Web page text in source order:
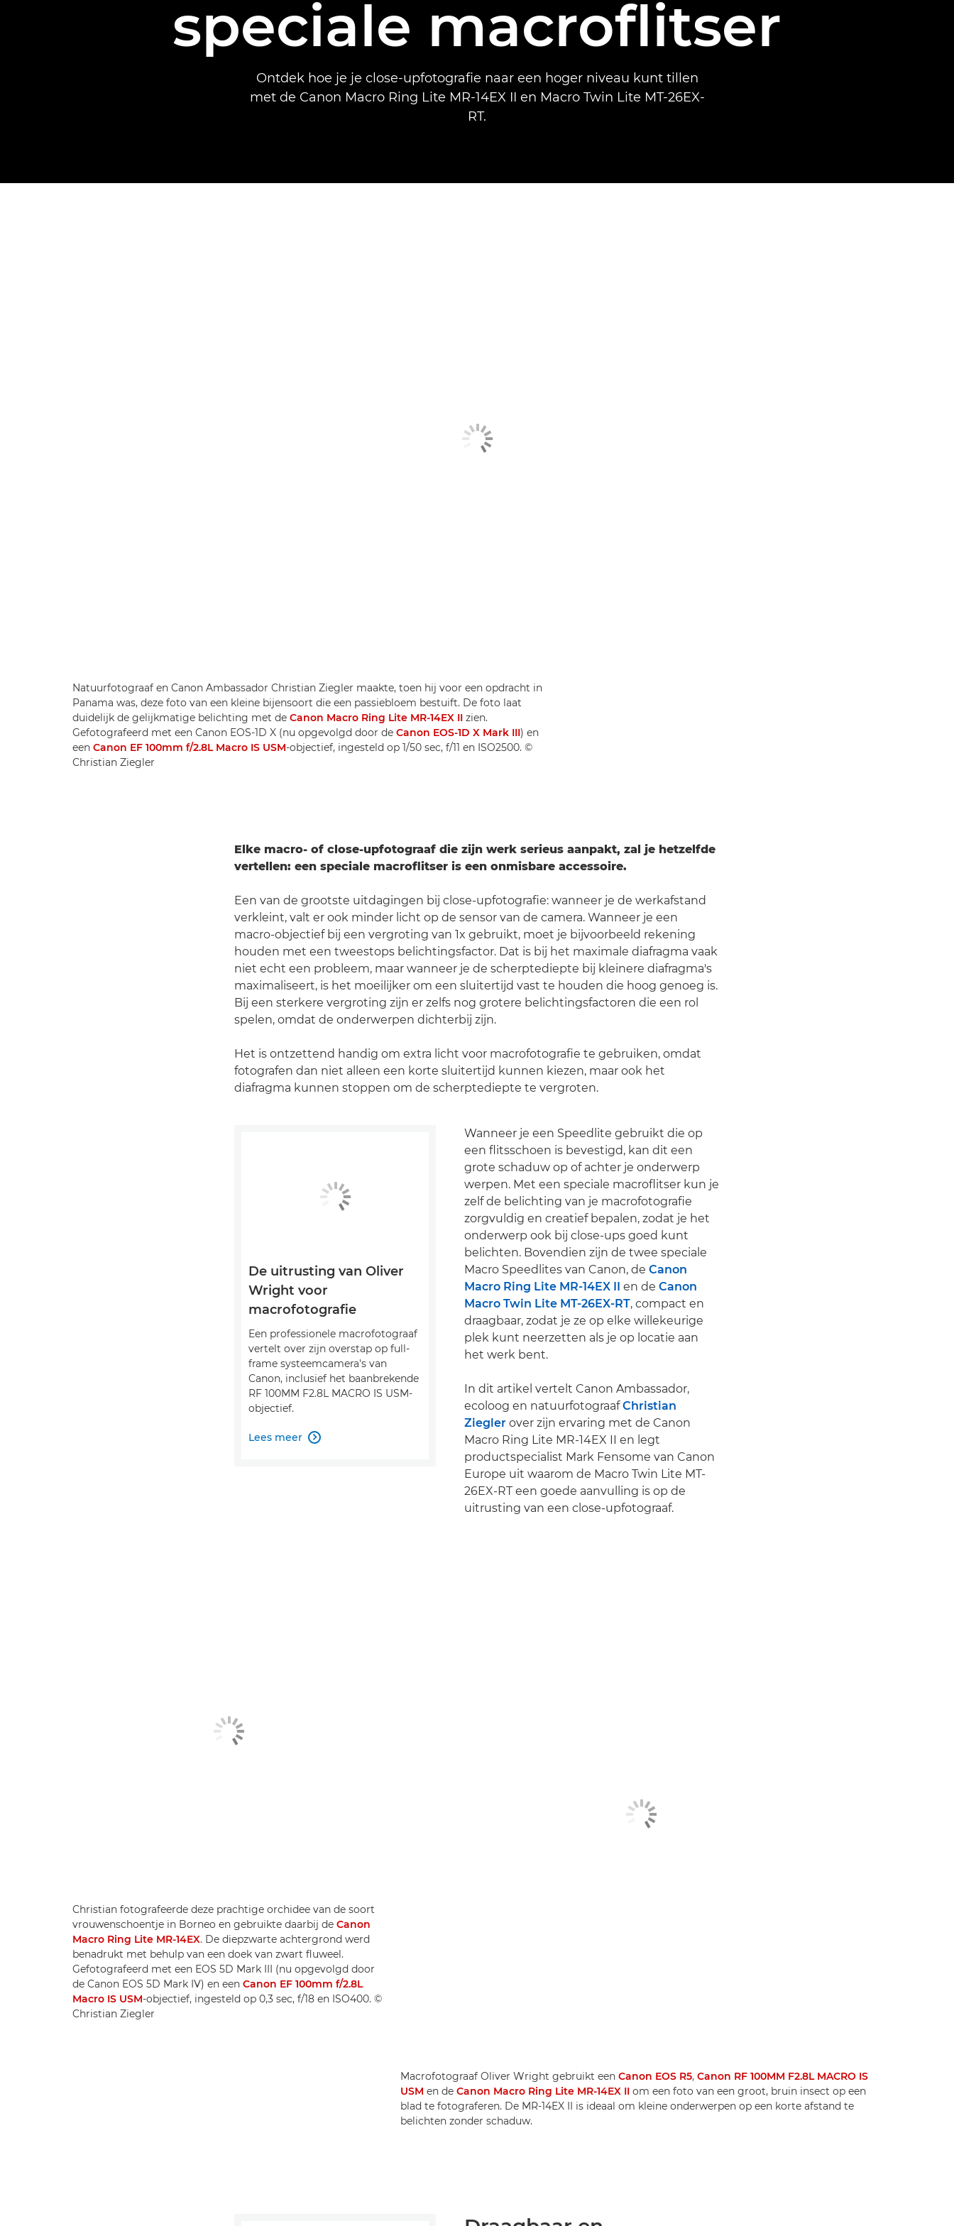
speciale macroflitser
Ontdek hoe je je close-upfotografie naar een hoger niveau kunt tillen
met de Canon Macro Ring Lite MR-14EX II en Macro Twin Lite MT-26EX-
RT.
Natuurfotograaf en Canon Ambassador Christian Ziegler maakte, toen hij voor een opdracht in
Panama was, deze foto van een kleine bijensoort die een passiebloem bestuift. De foto laat
duidelijk de gelijkmatige belichting met de Canon Macro Ring Lite MR-14EX II zien.
Gefotografeerd met een Canon EOS-1D X (nu opgevolgd door de Canon EOS-1D X Mark III) en
een Canon EF 100mm f/2.8L Macro IS USM-objectief, ingesteld op 1/50 sec, f/11 en ISO2500. ©
Christian Ziegler
Elke macro- of close-upfotograaf die zijn werk serieus aanpakt, zal je hetzelfde
vertellen: een speciale macroflitser is een onmisbare accessoire.
Een van de grootste uitdagingen bij close-upfotografie: wanneer je de werkafstand
verkleint, valt er ook minder licht op de sensor van de camera. Wanneer je een
macro-objectief bij een vergroting van 1x gebruikt, moet je bijvoorbeeld rekening
houden met een tweestops belichtingsfactor. Dat is bij het maximale diafragma vaak
niet echt een probleem, maar wanneer je de scherptediepte bij kleinere diafragma's
maximaliseert, is het moeilijker om een sluitertijd vast te houden die hoog genoeg is.
Bij een sterkere vergroting zijn er zelfs nog grotere belichtingsfactoren die een rol
spelen, omdat de onderwerpen dichterbij zijn.
Het is ontzettend handig om extra licht voor macrofotografie te gebruiken, omdat
fotografen dan niet alleen een korte sluitertijd kunnen kiezen, maar ook het
diafragma kunnen stoppen om de scherptediepte te vergroten.
Wanneer je een Speedlite gebruikt die op
een flitsschoen is bevestigd, kan dit een
grote schaduw op of achter je onderwerp
werpen. Met een speciale macroflitser kun je
zelf de belichting van je macrofotografie
zorgvuldig en creatief bepalen, zodat je het
onderwerp ook bij close-ups goed kunt
belichten. Bovendien zijn de twee speciale
Macro Speedlites van Canon, de Canon
Macro Ring Lite MR-14EX II
en de Canon
Macro Twin Lite MT-26EX-RT, compact en
draagbaar, zodat je ze op elke willekeurige
plek kunt neerzetten als je op locatie aan
het werk bent.
In dit artikel vertelt Canon Ambassador,
ecoloog en natuurfotograafChristian
Ziegler over zijn ervaring met de Canon
Macro Ring Lite MR-14EX II en legt
productspecialist Mark Fensome van Canon
Europe uit waarom de Macro Twin Lite MT-
26EX-RT een goede aanvulling is op de
uitrusting van een close-upfotograaf.
De uitrusting van Oliver
Wright voor
macrofotografie
Een professionele macrofotograaf
vertelt over zijn overstap op full-
frame systeemcamera's van
Canon, inclusief het baanbrekende
RF 100MM F2.8L MACRO IS USM-
objectief.
Lees meer 
Christian fotografeerde deze prachtige orchidee van de soort
vrouwenschoentje in Borneo en gebruikte daarbij de Canon
Macro Ring Lite MR-14EX. De diepzwarte achtergrond werd
benadrukt met behulp van een doek van zwart fluweel.
Gefotografeerd met een EOS 5D Mark III (nu opgevolgd door
de Canon EOS 5D Mark IV) en een Canon EF 100mm f/2.8L
Macro IS USM-objectief, ingesteld op 0,3 sec, f/18 en ISO400. ©
Christian Ziegler
Macrofotograaf Oliver Wright gebruikt eenCanon EOS R5,Canon RF 100MM F2.8L MACRO IS
USM en deCanon Macro Ring Lite MR-14EX II om een foto van een groot, bruin insect op een
blad te fotograferen. De MR-14EX II is ideaal om kleine onderwerpen op een korte afstand te
belichten zonder schaduw.